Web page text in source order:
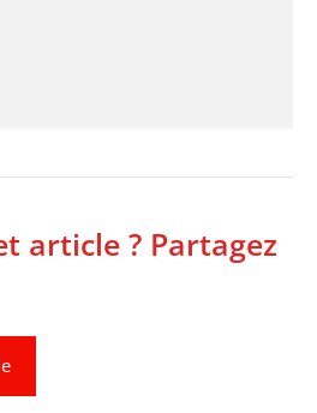
article ? Partagez